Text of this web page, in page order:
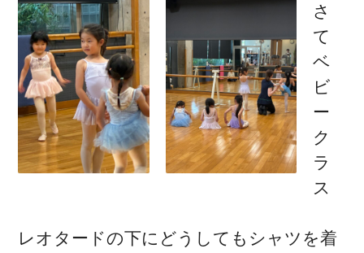
さ
て
ベ
ビ
ー
ク
ラ
ス
レオタードの下にどうしてもシャツを着